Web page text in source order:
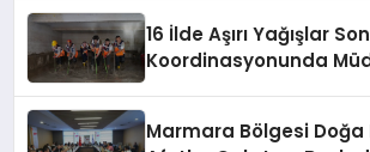
16 İlde Aşırı Yağışlar
Koordinasyonunda
Marmara Bölgesi Doğa